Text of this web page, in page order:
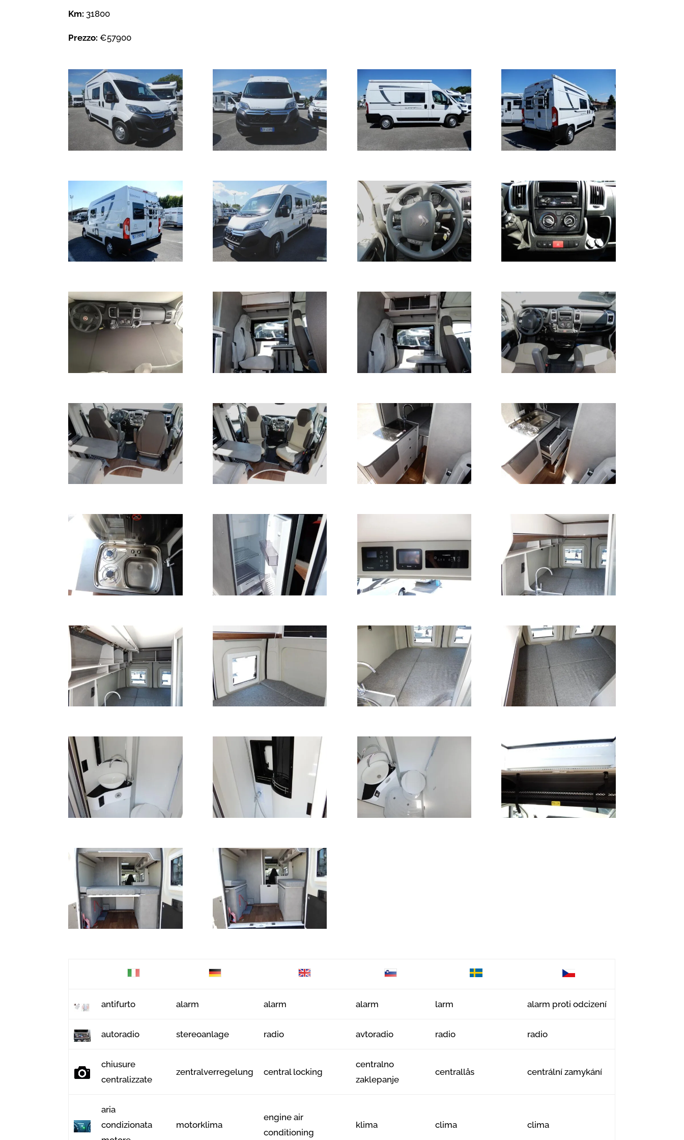
Km: 31800
Prezzo: €57900
antifurto alarm alarm alarm larm alarm proti odcizení
autoradio stereoanlage radio avtoradio radio radio
chiusure
centralizzate
zentralverregelung central locking
centralno
zaklepanje
centrallås centrální zamykání
aria
condizionata
motorklima
engine air
conditioning
klima clima clima